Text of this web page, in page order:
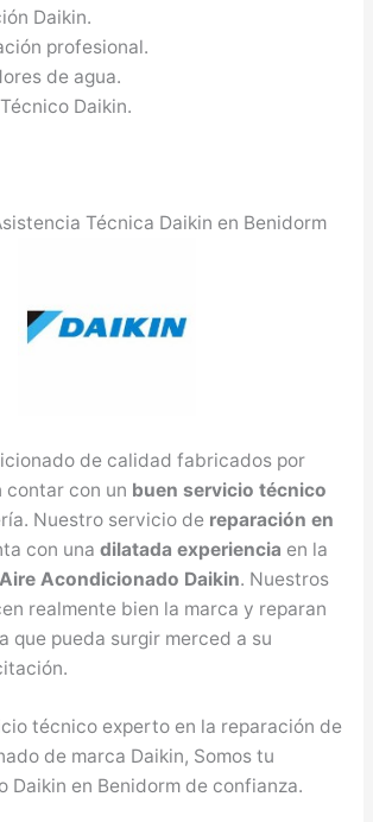
Daikin.
profesional.
de agua.
Daikin.
Técnica Daikin en Benidorm
de calidad fabricados por
contar con un buen servicio técnico
Nuestro servicio de reparación en
con una dilatada experiencia en la
Acondicionado Daikin. Nuestros
realmente bien la marca y reparan
que pueda surgir merced a su
técnico experto en la reparación de
de marca Daikin, Somos tu
Daikin en Benidorm de confianza.